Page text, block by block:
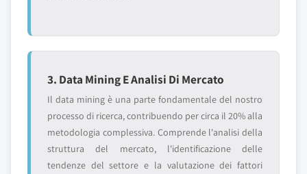
3. Data Mining E Analisi Di Mercato
Il data mining è una parte fondamentale del nostro
processo di ricerca, contribuendo per circa il 20% alla
metodologia complessiva. Comprende l'analisi della
struttura del mercato, l'identificazione delle
tendenze del settore e la valutazione dei fattori